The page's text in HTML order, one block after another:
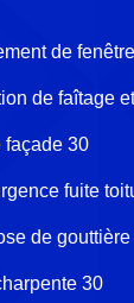
de
de faîtage
façade 30
fuite
de
30